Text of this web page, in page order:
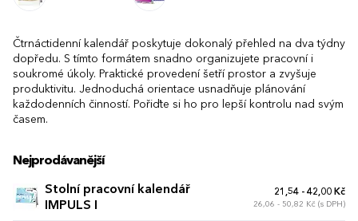
Čtrnáctidenní kalendář poskytuje dokonalý přehled na dva týdny
dopředu. S tímto formátem snadno organizujete pracovní i
soukromé úkoly. Praktické provedení šetří prostor a zvyšuje
produktivitu. Jednoduchá orientace usnadňuje plánování
každodenních činností. Pořiďte si ho pro lepší kontrolu nad svým
časem.
Nejprodávanější
Stolní pracovní kalendář
IMPULS I
21,54 - 42,00 Kč
26,06 - 50,82 Kč (s DPH)